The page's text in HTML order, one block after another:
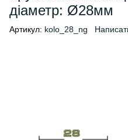
діаметр: Ø28мм
Артикул: kolo_28_ng